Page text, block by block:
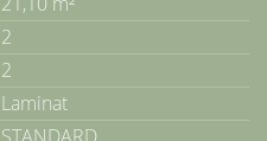
2
2
Laminat